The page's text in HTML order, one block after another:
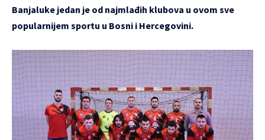
Banjaluke jedan je od najmlađih klubova u ovom sve
popularnijem sportu u Bosni i Hercegovini.